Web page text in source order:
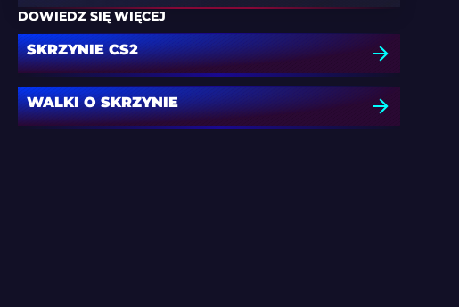
DOWIEDZ SIĘ WIĘCEJ
SKRZYNIE CS2
WALKI O SKRZYNIE